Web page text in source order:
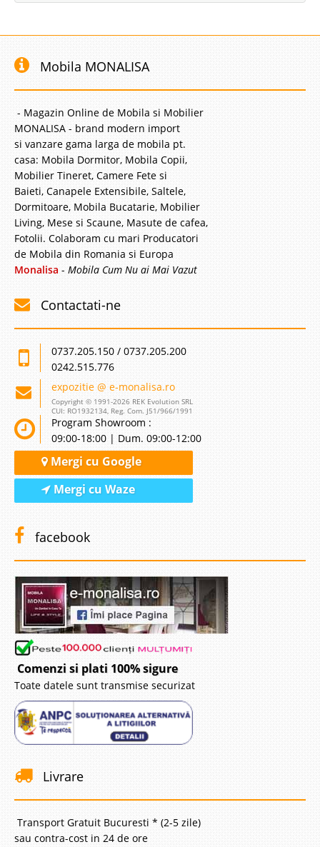
Mobila MONALISA
- Magazin Online de Mobila si Mobilier
MONALISA - brand modern import
si vanzare gama larga de mobila pt.
casa: Mobila Dormitor, Mobila Copii,
Mobilier Tineret, Camere Fete si
Baieti, Canapele Extensibile, Saltele,
Dormitoare, Mobila Bucatarie, Mobilier
Living, Mese si Scaune, Masute de cafea,
Fotolii. Colaboram cu mari Producatori
de Mobila din Romania si Europa
Monalisa - Mobila Cum Nu ai Mai Vazut
Contactati-ne
0737.205.150 / 0737.205.200
0242.515.776
expozitie @ e-monalisa.ro
Copyright © 1991-2026 REK Evolution SRL
CUI: RO1932134, Reg. Com. J51/966/1991
Program Showroom :
09:00-18:00 | Dum. 09:00-12:00
Mergi cu Google
Mergi cu Waze
facebook
Comenzi si plati 100% sigure
Toate datele sunt transmise securizat
Livrare
Transport Gratuit Bucuresti * (2-5 zile)
sau contra-cost in 24 de ore